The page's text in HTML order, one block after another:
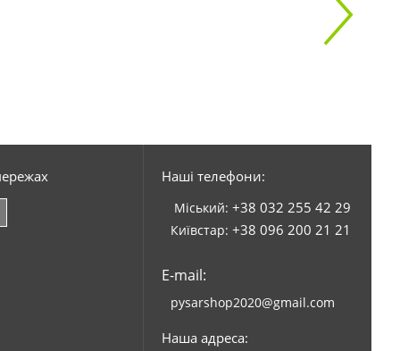
Наші телефони:
Міський: +38 032 255 42 29
Київстар: +38 096 200 21 21
E-mail:
pysarshop2020@gmail.com
Наша адреса: